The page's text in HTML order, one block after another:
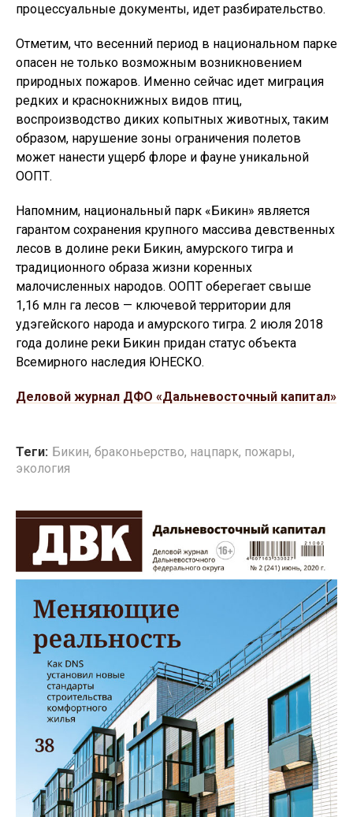
процессуальные документы, идет разбирательство.
Отметим, что весенний период в национальном парке
опасен не только возможным возникновением
природных пожаров. Именно сейчас идет миграция
редких и краснокнижных видов птиц,
воспроизводство диких копытных животных, таким
образом, нарушение зоны ограничения полетов
может нанести ущерб флоре и фауне уникальной
ООПТ.
Напомним, национальный парк «Бикин» является
гарантом сохранения крупного массива девственных
лесов в долине реки Бикин, амурского тигра и
традиционного образа жизни коренных
малочисленных народов. ООПТ оберегает свыше
1,16 млн га лесов — ключевой территории для
удэгейского народа и амурского тигра. 2 июля 2018
года долине реки Бикин придан статус объекта
Всемирного наследия ЮНЕСКО.
Деловой журнал ДФО «Дальневосточный капитал»
Теги: Бикин, браконьерство, нацпарк, пожары,
экология